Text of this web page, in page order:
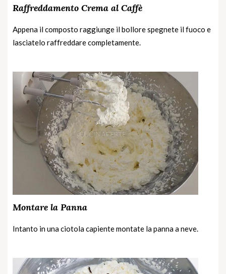
Raffreddamento Crema al Caffè
Appena il composto raggiunge il bollore spegnete il fuoco e
lasciatelo raffreddare completamente.
Montare la Panna
Intanto in una ciotola capiente montate la panna a neve.